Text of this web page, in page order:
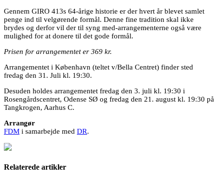
Gennem GIRO 413s 64-årige historie er der hvert år blevet samlet
penge ind til velgørende formål. Denne fine tradition skal ikke
brydes og derfor vil der til syng med-arrangementerne også være
mulighed for at donere til det gode formål.
Prisen for arrangementet er 369 kr.
Arrangementet i København (teltet v/Bella Centret) finder sted
fredag den 31. Juli kl. 19:30.
Desuden holdes arrangementet fredag den 3. juli kl. 19:30 i
Rosengårdscentret, Odense SØ og fredag den 21. august kl. 19:30 på
Tangkrogen, Aarhus C.
Arrangør
FDM i samarbejde med DR.
Relaterede artikler